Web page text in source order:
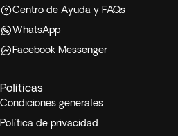
Centro de Ayuda y FAQs
WhatsApp
Facebook Messenger
Políticas
Condiciones generales
Política de privacidad